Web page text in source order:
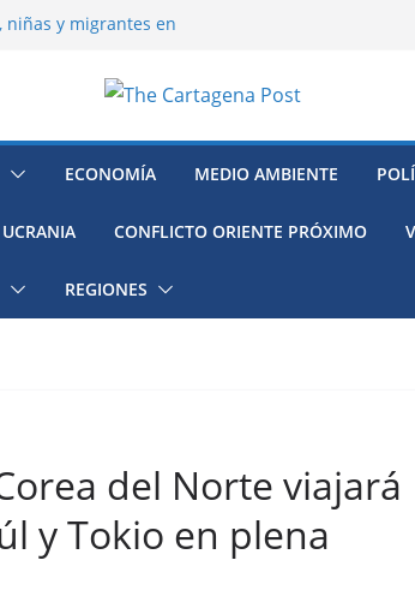
niñas y migrantes en
en México
de preso político en
ECONOMÍA MEDIO AMBIENTE
CONFLICTO ORIENTE PRÓXIMO
REGIONES
del Norte viajará
y Tokio en plena